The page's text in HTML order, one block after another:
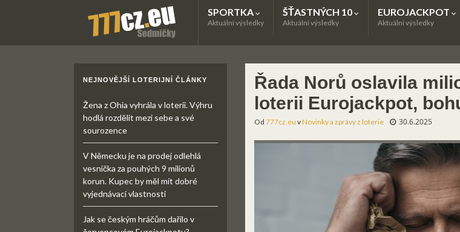
SPORTKA
Aktuální výsledky
ŠŤASTNÝCH 10
Aktuální výsledky
EUROJACKPOT
Aktuální výsledky
Řada Norů oslavila
loterii Eurojackpot,
Od 777cz.eu vNovinky a zprávy z loterie 30.6.2025
NEJNOVĚJŠÍ LOTERIJNÍ ČLÁNKY
Žena z Ohia vyhrála v loterii. Výhru
hodlá rozdělit mezi sebe a své
sourozence
V Německu je na prodej odlehlá
vesnička za pouhých 9 milionů
korun. Kupec by měl mít dobré
vyjednávací vlastnosti
Jak se českým hráčům dařilo v